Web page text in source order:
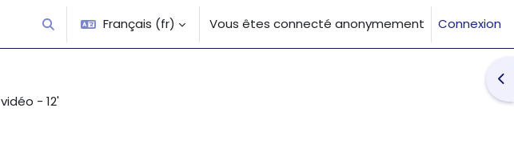
Activer/désactiver la saisie de recherche
Français ‎(fr)‎ Vous êtes connecté anonymement Connexion
vidéo - 12'